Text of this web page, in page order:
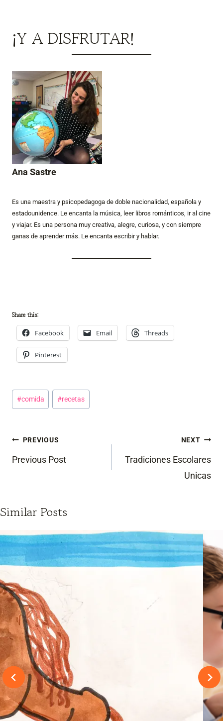
¡Y A DISFRUTAR!
Ana Sastre
Es una maestra y psicopedagoga de doble nacionalidad, española y
estadounidence. Le encanta la música, leer libros románticos, ir al cine
y viajar. Es una persona muy creativa, alegre, curiosa, y con siempre
ganas de aprender más. Le encanta escribir y hablar.
Share this:
Facebook Email Threads
Pinterest
Post
Tags:
#comida #recetas
Post
navigation
PREVIOUS
Previous Post
NEXT
Tradiciones Escolares
Unicas
Similar Posts